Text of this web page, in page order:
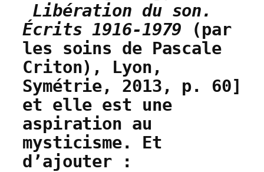
Libération du son.
Écrits 1916-1979 (par
les soins de Pascale
Criton), Lyon,
Symétrie, 2013, p. 60]
et elle est une
aspiration au
mysticisme. Et
d’ajouter :